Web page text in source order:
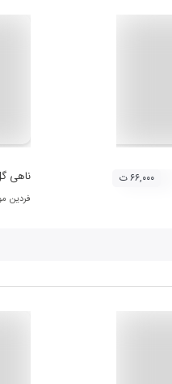
۶۶,۰۰۰ ت ناهی
فردین